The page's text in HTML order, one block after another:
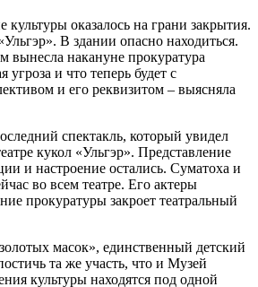
оказалось на грани закрытия.
В здании опасно находиться.
вынесла накануне прокуратура
угроза и что теперь будет с
и его реквизитом – выясняла
спектакль, который увидел
кукол «Ульгэр». Представление
и настроение остались. Суматоха и
во всем театре. Его актеры
прокуратуры закроет театральный
масок», единственный детский
та же участь, что и Музей
культуры находятся под одной